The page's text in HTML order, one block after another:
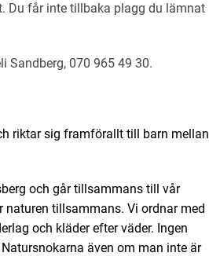
Du får inte tillbaka plagg du lämnat
Sandberg, 070 965 49 30.
riktar sig framförallt till barn mellan
och går tillsammans till vår
naturen tillsammans. Vi ordnar med
och kläder efter väder. Ingen
även om man inte är